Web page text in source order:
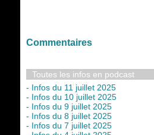
Commentaires
Toutes les infos en podcast
- Infos du 11 juillet 2025
- Infos du 10 juillet 2025
- Infos du 9 juillet 2025
- Infos du 8 juillet 2025
- Infos du 7 juillet 2025